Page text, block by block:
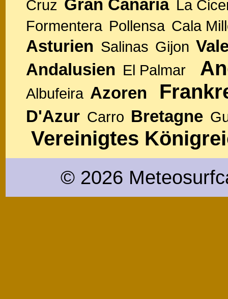
Cruz Gran Canaria La
Formentera Pollensa Cala
Asturien Salinas Gijon
Andalusien El Palmar
Albufeira Azoren
D'Azur Carro Bretagne
Vereinigtes
© 2026